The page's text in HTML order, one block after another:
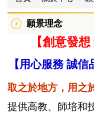
願景理念
【創意發
【用心服務 誠信
取之於地方，用之
提供高教、師培和